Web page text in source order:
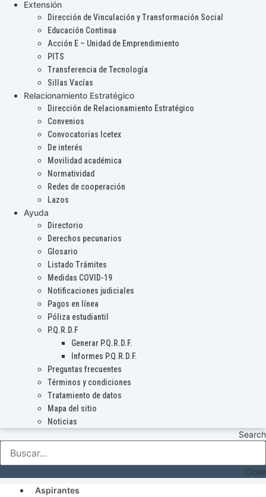
Extensión
Dirección de Vinculación y Transformación Social
Educación Continua
Acción E – Unidad de Emprendimiento
PITS
Transferencia de Tecnología
Sillas Vacías
Relacionamiento Estratégico
Dirección de Relacionamiento Estratégico
Convenios
Convocatorias Icetex
De interés
Movilidad académica
Normatividad
Redes de cooperación
Lazos
Ayuda
Directorio
Derechos pecunarios
Glosario
Listado Trámites
Medidas COVID-19
Notificaciones judiciales
Pagos en línea
Póliza estudiantil
P.Q.R.D.F
Generar P.Q.R.D.F.
Informes P.Q.R.D.F.
Preguntas frecuentes
Términos y condiciones
Tratamiento de datos
Mapa del sitio
Noticias
Search
Close
Aspirantes